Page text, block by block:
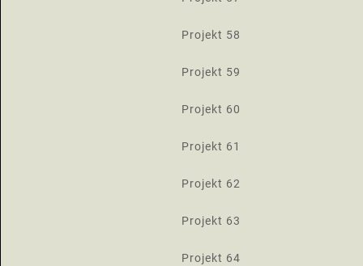
Projekt 58
Projekt 59
Projekt 60
Projekt 61
Projekt 62
Projekt 63
Projekt 64